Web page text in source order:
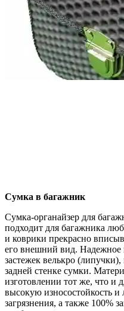
Сумка в багажник
Сумка-органайзер для
подходит для багажника
и коврики прекрасно
его внешний вид. Надежное
застежек велькро
задней стенке сумки.
изготовлении тот же, что и
высокую износостойкость и
загрязнения, а также 100%